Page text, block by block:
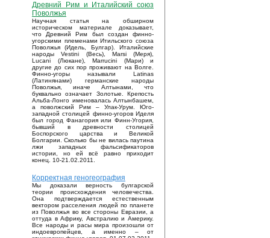
Древний Рим и Италийский союз
Поволжья
Научная статья на обширном
историческом материале доказывает,
что Древний Рим был создан финно-
угорскими племенами Итильского союза
Поволжья (Идель, Булгар). Италийские
народы Vestini (Весь), Marsi (Меря),
Lucani (Люкане), Marrucini (Мари) и
другие до сих пор проживают на Волге.
Финно-угоры называли Latinas
(Латинянами) германские народы
Поволжья, иначе Алтынами, что
буквально означает Золотые. Крепость
Альба-Лонго именовалась Алтынбашем,
а поволжский Рим – Улак-Урум. Юго-
западной столицей финно-угоров Иделя
был город Фанагория или Финн-Угория,
бывший в древности столицей
Боспорского царства и Великой
Болгарии. Сколько бы не вилась паутина
лжи западных фальсификаторов
истории, но ей всё равно приходит
конец. 10-21.02.2011.
Корректная геногеография
Мы доказали верность булгарской
теории происхождения человечества.
Она подтверждается естественным
вектором расселения людей по планете
из Поволжья во все стороны Евразии, а
оттуда в Африку, Австралию и Америку.
Все народы и расы мира произошли от
индоевропейцев, а именно – от